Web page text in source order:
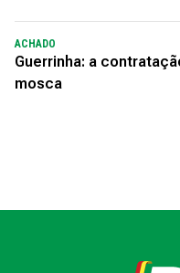
ACHADO
Guerrinha: a
mosca